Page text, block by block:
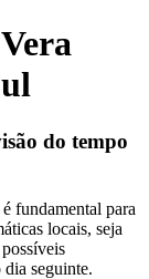
do tempo
fundamental para
locais, seja
dia seguinte.